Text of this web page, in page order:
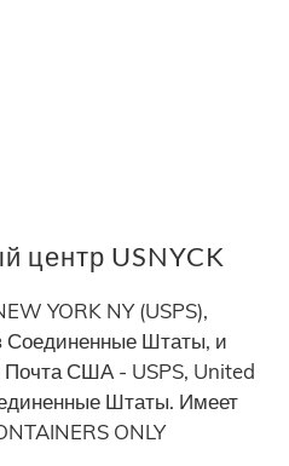
центр USNYCK
YORK NY (USPS),
Соединенные Штаты, и
Почта США - USPS, United
Штаты. Имеет
ONLY